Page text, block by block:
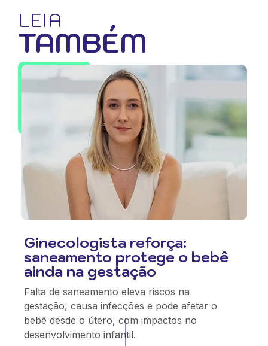
LEIA
TAMBÉM
Ginecologista reforça:
saneamento protege o bebê
ainda na gestação
Falta de saneamento eleva riscos na
gestação, causa infecções e pode afetar o
bebê desde o útero, com impactos no
desenvolvimento infantil.